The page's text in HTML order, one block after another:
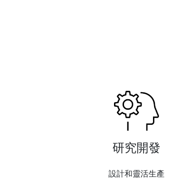
研究開發
設計和靈活生產